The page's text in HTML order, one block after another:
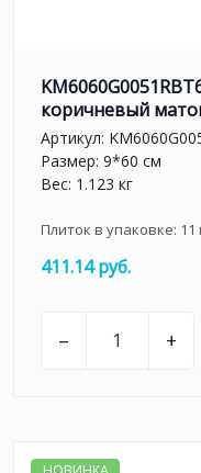
коричневый
Артикул:
Размер: 9*60 см
Вес: 1.123 кг
Плиток в упаковке: 11
411.14 руб.
– +